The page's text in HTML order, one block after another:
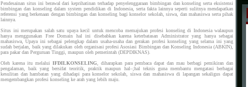
Pendesainan situs ini berawal dari keprihatinan terhadap penyelenggaraan bimbingan dan konseling serta eksistensi
bimbingan dan konseling dalam system pendidikan di Indonesia, serta fakta lainnya seperti sulitnya mendapatkan
referensi yang berkenaan dengan bimbingan dan konseling bagi konselor sekolah, siswa, dan mahasiswa serta pihak
lainnya.
Situs ini merupakan salah satu upaya kecil untuk mencoba memajukan profesi konseling di Indonesia walaupun
hanya menggunakan Free Domain hal ini disebabkan karena keterbatasan Administrator yang hanya sebagai
mahasiswa, Upaya ini sebagai pelengkap dalam usaha-usaha dan gerakan profesi konseling yang selama ini yang
sudah berjalan, baik yang dilakukan oleh organisasi profesi Asosiasi Bimbingan dan Konseling Indonesia (ABKIN),
para pakar dan Perguruan Tinggi, maupun oleh pemerintah (DEPDIKNAS).
Oleh karena itu melalui IFDILKONSELING, diharapkan para pembaca dapat dan mau berbagi pemikiran dan
pengalaman, baik yang bersifat teoritik, praktik maupun hal–;hal teknis guna membantu mengatasi berbagai
kesulitan dan hambatan yang dihadapi para konselor sekolah, siswa dan mahasiswa di lapangan sekaligus dapat
mengembangkan profesi konseling ke arah yang lebih maju.